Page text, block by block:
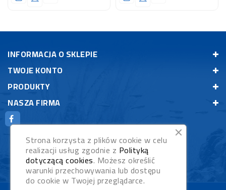
INFORMACJA O SKLEPIE
TWOJE KONTO
PRODUKTY
NASZA FIRMA
Strona korzysta z plików cookie w celu
realizacji usług zgodnie z Polityką
dotyczącą cookies. Możesz określić
warunki przechowywania lub dostępu
do cookie w Twojej przeglądarce.